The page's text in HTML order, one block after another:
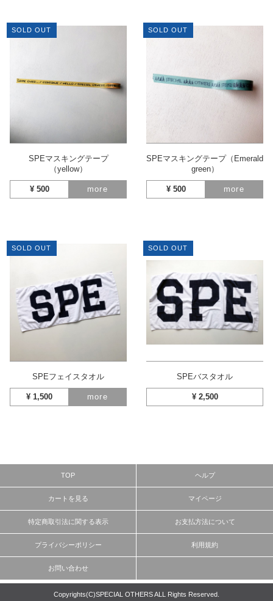
SOLD OUT
SPEマスキングテープ
（yellow）
¥ 500 more
SOLD OUT
SPEマスキングテープ（Emerald
green）
¥ 500 more
SOLD OUT
SPEフェイスタオル
¥ 1,500 more
SOLD OUT
SPEバスタオル
¥ 2,500
TOP ヘルプ
カートを見る マイページ
特定商取引法に関する表示 お支払方法について
プライバシーポリシー 利用規約
お問い合わせ
Copyrights(C)SPECIAL OTHERS ALL Rights Reserved.